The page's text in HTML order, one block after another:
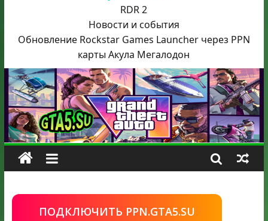
RDR 2
Новости и события
Обновление Rockstar Games Launcher через PPN
карты Акула Мегалодон
ПОДКЛЮЧИТЬ PPN.GTA5.SU